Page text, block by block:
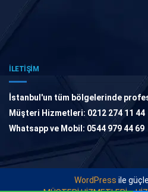
İLETİŞİM
İstanbul'un tüm bölgelerinde
Müşteri Hizmetleri: 0212 274 11 44
Whatsapp ve Mobil: 0544 979 44 69
WordPress ile